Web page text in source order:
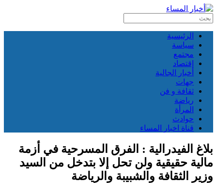
الرئيسية
سياسة
مجتمع
إقتصاد
أخبار الجالية
جهات
ثقافة و فن
رياضة
المرأة
حوادث
قناة اخبار المساء
بلاغ الفيدرالية : الفرق المسرحية في أزمة
مالية حقيقية ولن تحل إلا بتدخل من السيد
وزير الثقافة والشبيبة والرياضة